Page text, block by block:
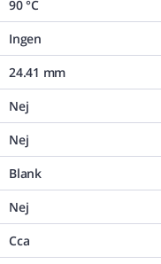
90 °C
Ingen
24.41 mm
Nej
Nej
Blank
Nej
Cca